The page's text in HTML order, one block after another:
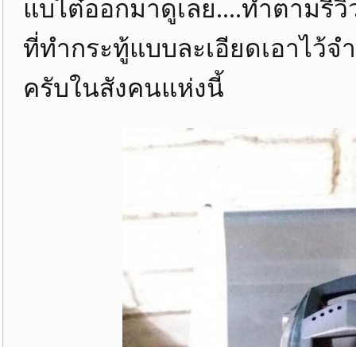
แบไต๋ออกมาดูเลย....ทำตามรี
ที่ทำกระทู้แบบละเอียดเอาไว้
ครับในสังคนแห่งนี้